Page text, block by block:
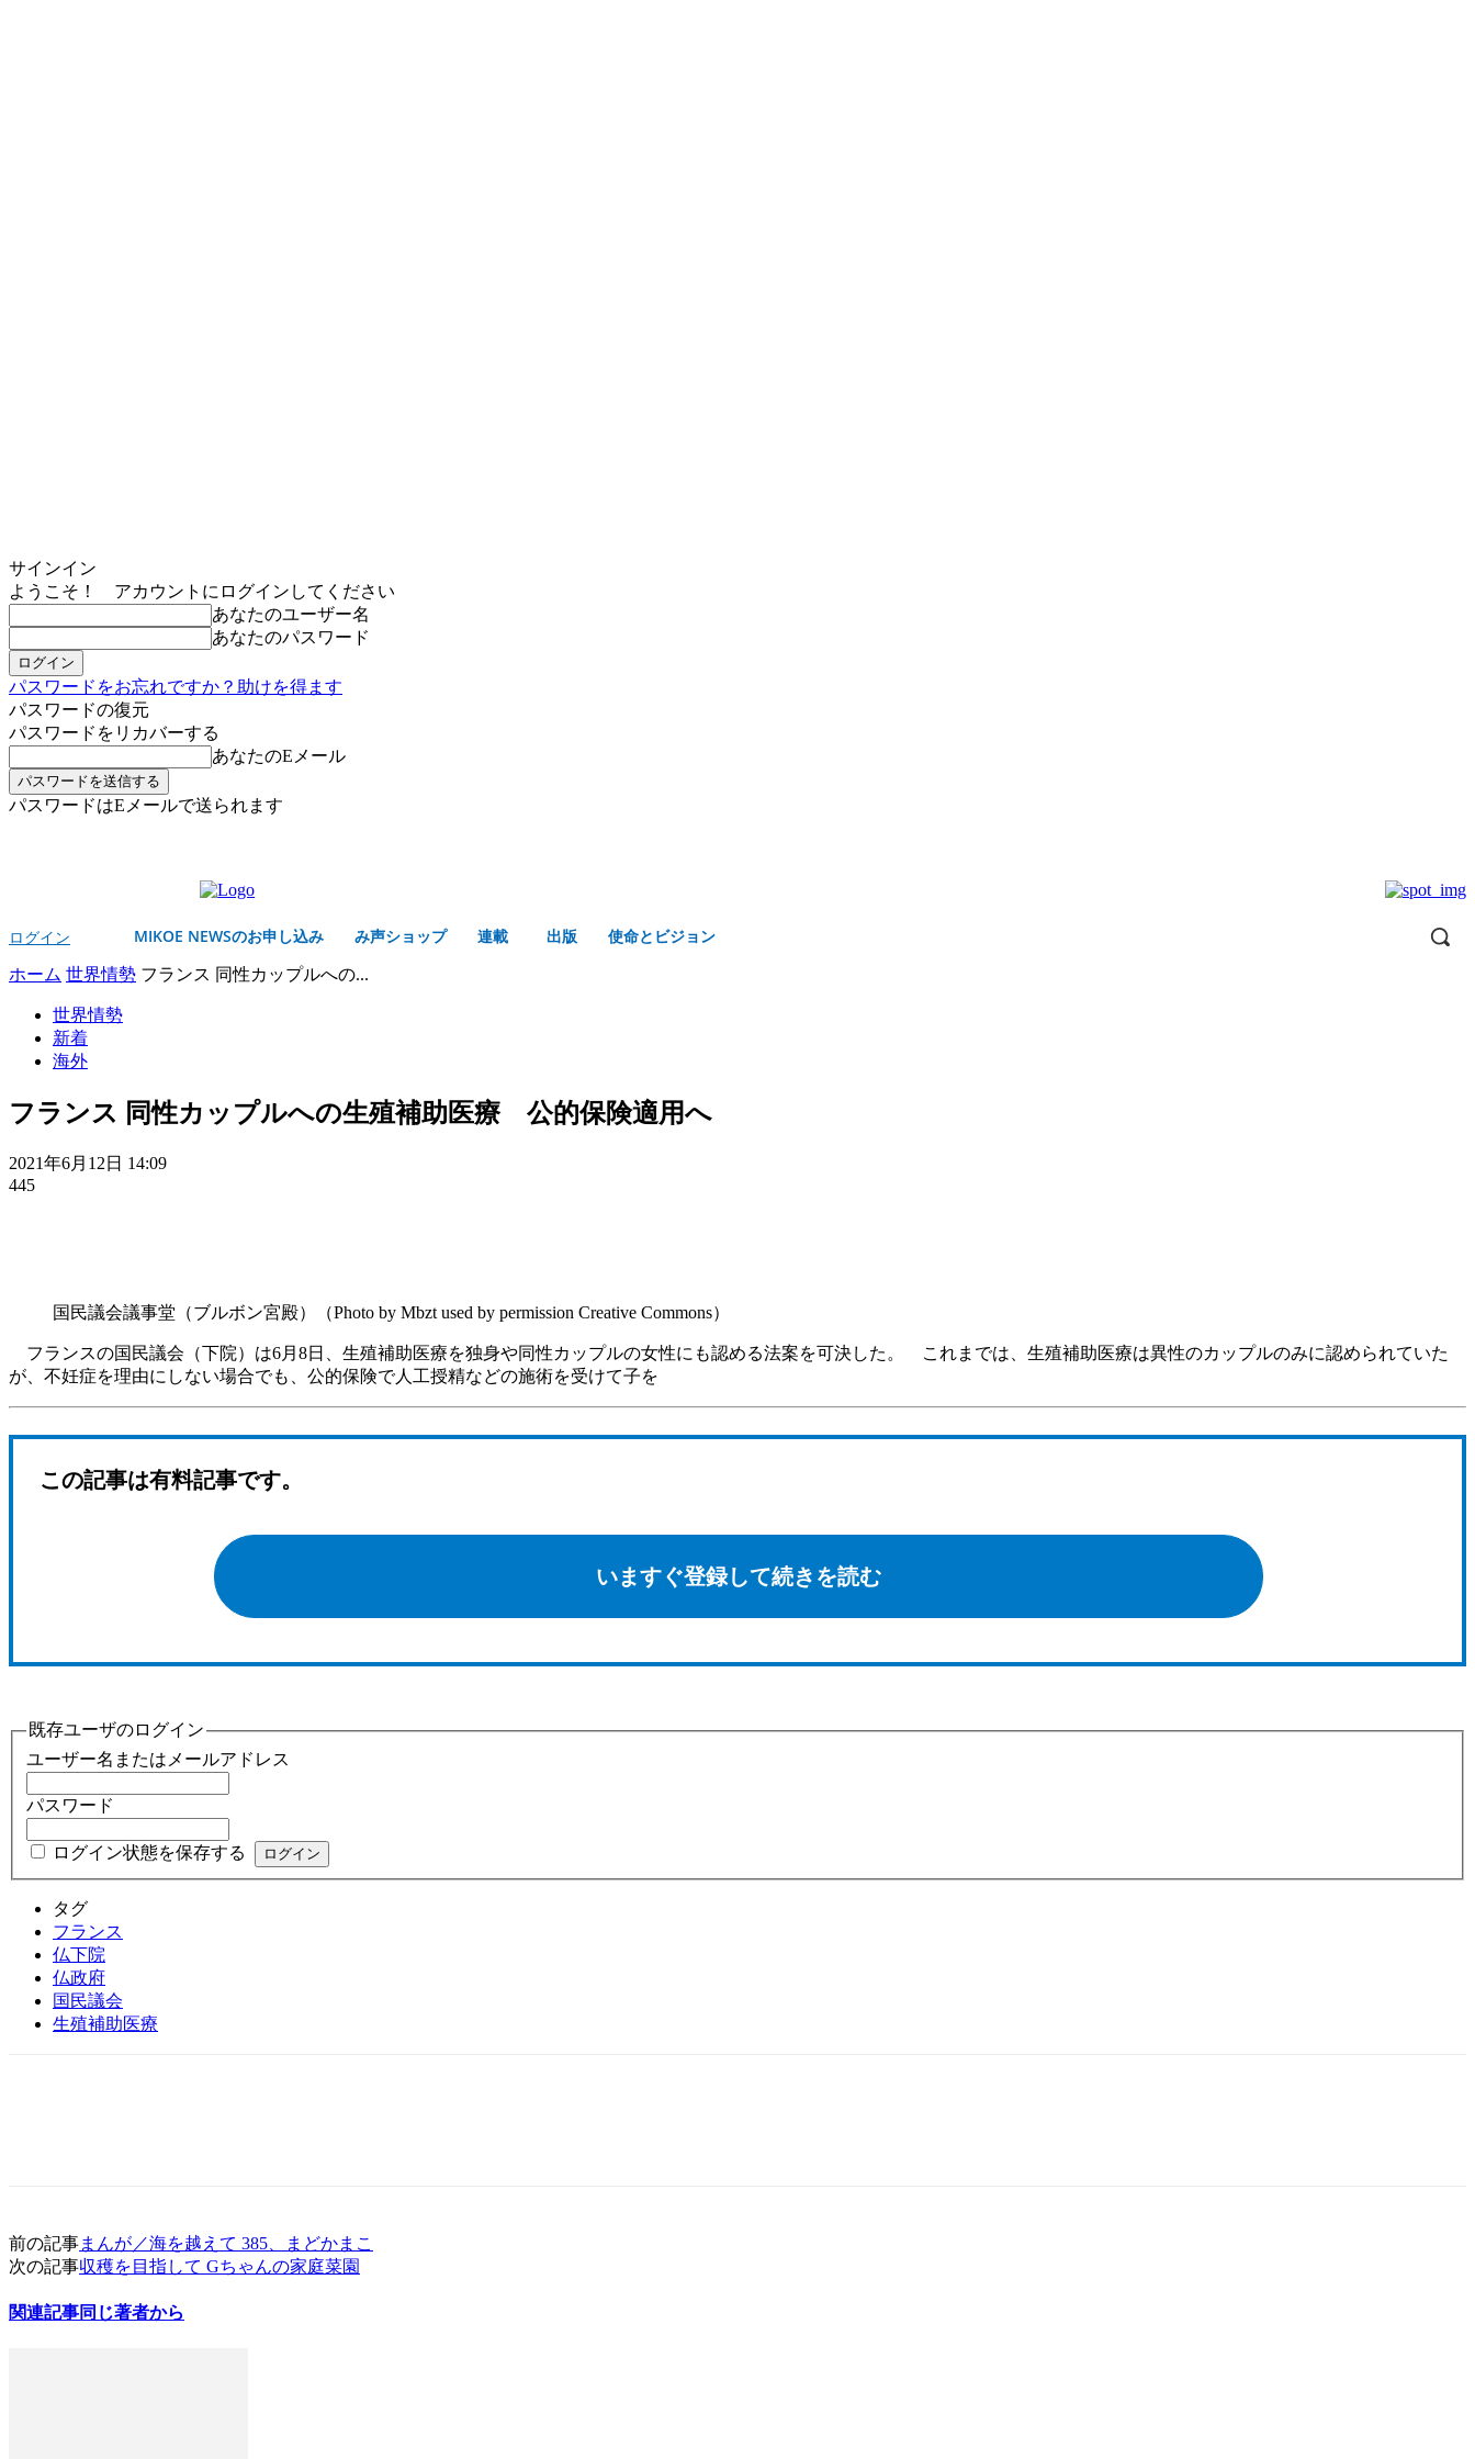
サインイン
ようこそ！ アカウントにログインしてください
あなたのユーザー名
あなたのパスワード
パスワードをお忘れですか？助けを得ます
パスワードの復元
パスワードをリカバーする
あなたのEメール
パスワードはEメールで送られます
ログイン MIKOE NEWSのお申し込み み声ショップ 連載 出版 使命とビジョン
ホーム 世界情勢 フランス 同性カップルへの...
世界情勢
新着
海外
フランス 同性カップルへの生殖補助医療 公的保険適用へ
2021年6月12日 14:09
445
国民議会議事堂（ブルボン宮殿）（Photo by Mbzt used by permission Creative Commons）
フランスの国民議会（下院）は6月8日、生殖補助医療を独身や同性カップルの女性にも認める法案を可決した。 これまでは、生殖補助医療は異性のカップルのみに認められていた
が、不妊症を理由にしない場合でも、公的保険で人工授精などの施術を受けて子を
この記事は有料記事です。
いますぐ登録して続きを読む
既存ユーザのログイン
ユーザー名またはメールアドレス
パスワード
ログイン状態を保存する
タグ
フランス
仏下院
仏政府
国民議会
生殖補助医療
前の記事まんが／海を越えて 385、まどかまこ
次の記事収穫を目指して Gちゃんの家庭菜園
関連記事同じ著者から